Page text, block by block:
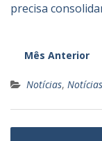
precisa
Mês Anterior
Notícias,
Navegação